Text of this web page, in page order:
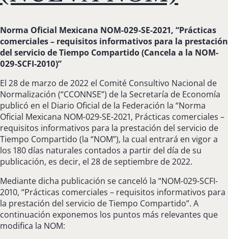
Norma Oficial Mexicana NOM-029-SE-2021, “Prácticas
comerciales – requisitos informativos para la prestación
del servicio de Tiempo Compartido (Cancela a la NOM-
029-SCFI-2010)”
El 28 de marzo de 2022 el Comité Consultivo Nacional de
Normalización (“CCONNSE”) de la Secretaría de Economía
publicó en el Diario Oficial de la Federación la “Norma
Oficial Mexicana NOM-029-SE-2021, Prácticas comerciales –
requisitos informativos para la prestación del servicio de
Tiempo Compartido (la “NOM”), la cual entrará en vigor a
los 180 días naturales contados a partir del día de su
publicación, es decir, el 28 de septiembre de 2022.
Mediante dicha publicación se canceló la “NOM-029-SCFI-
2010, “Prácticas comerciales – requisitos informativos para
la prestación del servicio de Tiempo Compartido”. A
continuación exponemos los puntos más relevantes que
modifica la NOM: